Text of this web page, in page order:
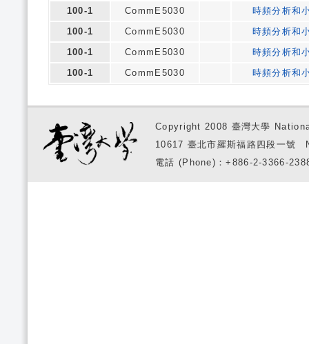
100-1
CommE5030
時頻分析和
100-1
CommE5030
時頻分析和
100-1
CommE5030
時頻分析和
100-1
CommE5030 時頻分析和
Copyright 2008 臺灣大學
10617 臺北市羅斯福路四段一
電話 (Phone)：+886-2-3366-